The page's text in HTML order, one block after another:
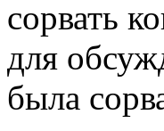
сорвать
для
была